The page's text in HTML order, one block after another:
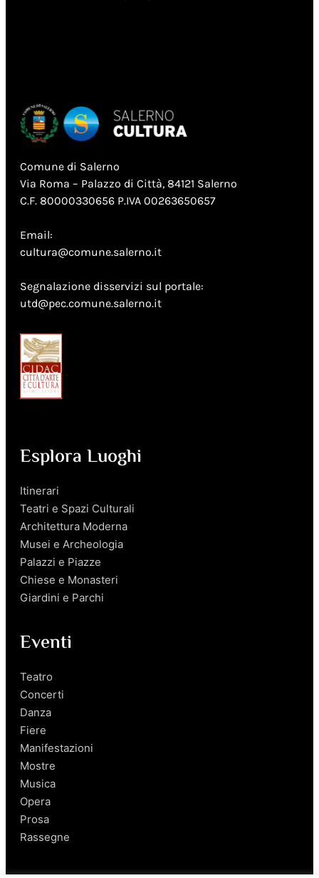
Comune di Salerno
Via Roma – Palazzo di Città, 84121 Salerno
C.F. 80000330656 P.IVA 00263650657
Email:
cultura@comune.salerno.it
Segnalazione disservizi sul portale:
utd@pec.comune.salerno.it
Esplora Luoghi
Itinerari
Teatri e Spazi Culturali
Architettura Moderna
Musei e Archeologia
Palazzi e Piazze
Chiese e Monasteri
Giardini e Parchi
Eventi
Teatro
Concerti
Danza
Fiere
Manifestazioni
Mostre
Musica
Opera
Prosa
Rassegne